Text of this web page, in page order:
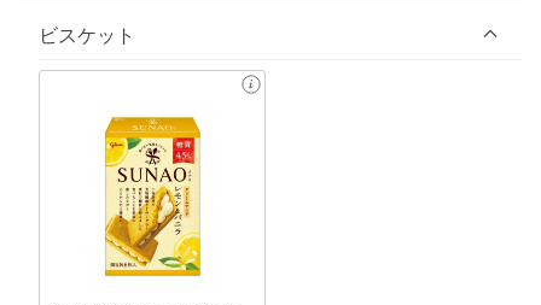
ビスケット